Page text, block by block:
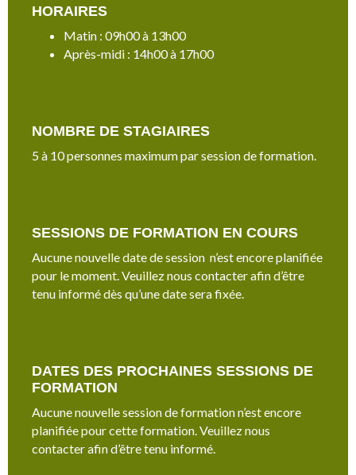
HORAIRES
Matin : 09h00 à 13h00
Après-midi : 14h00 à 17h00
NOMBRE DE STAGIAIRES
5 à 10 personnes maximum par session de formation.
SESSIONS DE FORMATION EN COURS
Aucune nouvelle date de session n’est encore planifiée
pour le moment. Veuillez nous contacter afin d’être
tenu informé dès qu’une date sera fixée.
DATES DES PROCHAINES SESSIONS DE
FORMATION
Aucune nouvelle session de formation n’est encore
planifiée pour cette formation. Veuillez nous
contacter afin d’être tenu informé.